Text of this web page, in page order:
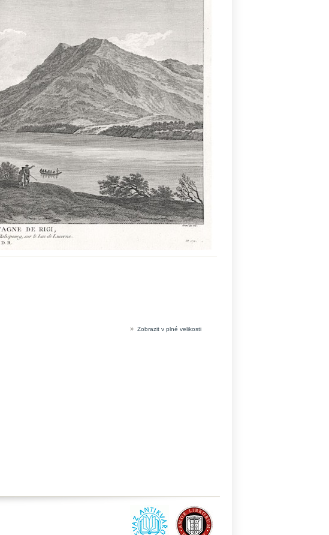
» Zobrazit v plné velikosti